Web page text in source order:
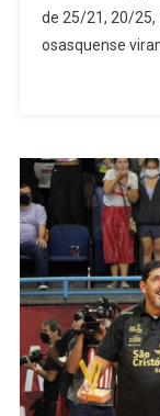
de 25/21, 20/25,
osasquense